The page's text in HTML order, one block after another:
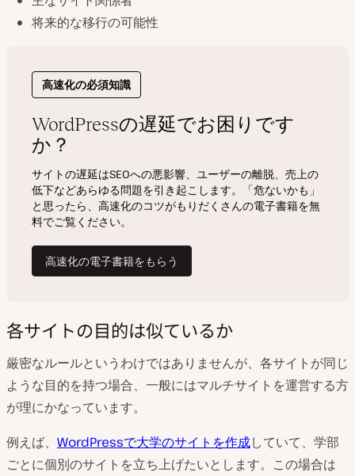
将来的な移行の可能性
各サイトの目的は似ているか
厳密なルールというわけではありませんが、各サイトが同じ
ような目的を持つ場合、一般にはマルチサイトを運営する方
が理にかなっています。
例えば、 WordPressで大学のサイトを作成していて、学部
ごとに個別のサイトを立ち上げたいとします。この場合は